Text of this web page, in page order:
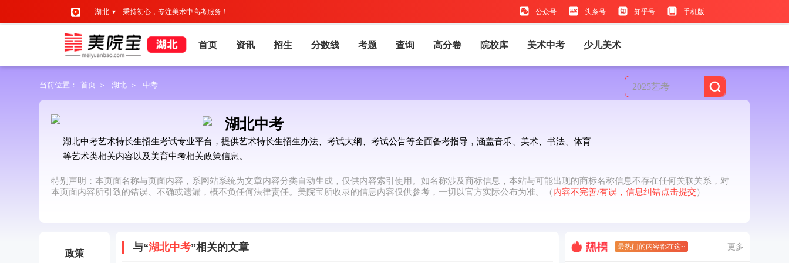
湖北 ▾ 秉持初心，专注美术中高考服务！ 公众号 头条号 知乎号 手机版
首页 资讯 招生 分数线 考题 查询 高分卷 院校库 美术中考 少儿美术
2025艺考
当前位置： 首页 ＞ 湖北 ＞ 中考
湖北中考
湖北中考艺术特长生招生考试专业平台，提供艺术特长生招生办法、考试大纲、考试公告等全面备考指导，涵盖音乐、美术、书法、体育
等艺术类相关内容以及美育中考相关政策信息。
特别声明：本页面名称与页面内容，系网站系统为文章内容分类自动生成，仅供内容索引使用。如名称涉及商标信息，本站与可能出现的商标名称信息不存在任何关联关系，对
本页面内容所引致的错误、不确或遗漏，概不负任何法律责任。美院宝所收录的信息内容仅供参考，一切以官方实际公布为准。（内容不完善/有误，信息纠错点击提交）
政策
最热门的内容都在这~ 更多
与“湖北中考”相关的文章